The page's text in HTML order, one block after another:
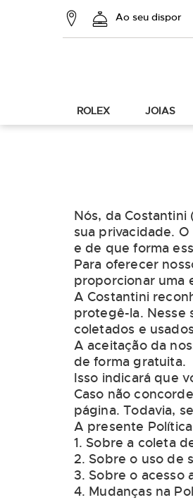
Ao seu dispor
ROLEX JOIAS
Nós, da
sua privacidade.
e de que forma
Para oferecer
proporcionar uma
A Costantini
protegê-la. Nesse
coletados e
A aceitação da
de forma gratuita.
Isso indicará que
Caso não
página. Todavia,
A presente
1. Sobre a coleta
2. Sobre o uso de
3. Sobre o acesso
4. Mudanças na